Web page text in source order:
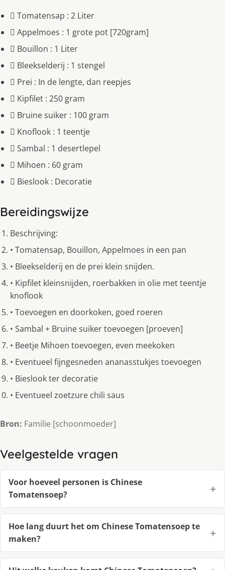
 Tomatensap : 2 Liter
 Appelmoes : 1 grote pot [720gram]
 Bouillon : 1 Liter
 Bleekselderij : 1 stengel
 Prei : In de lengte, dan reepjes
 Kipfilet : 250 gram
 Bruine suiker : 100 gram
 Knoflook : 1 teentje
 Sambal : 1 desertlepel
 Mihoen : 60 gram
 Bieslook : Decoratie
Bereidingswijze
Beschrijving:
• Tomatensap, Bouillon, Appelmoes in een pan
• Bleekselderij en de prei klein snijden.
• Kipfilet kleinsnijden, roerbakken in olie met teentje
knoflook
• Toevoegen en doorkoken, goed roeren
• Sambal + Bruine suiker toevoegen [proeven]
• Beetje Mihoen toevoegen, even meekoken
• Eventueel fijngesneden ananasstukjes toevoegen
• Bieslook ter decoratie
• Eventueel zoetzure chili saus
Bron: Familie [schoonmoeder]
Veelgestelde vragen
Voor hoeveel personen is Chinese
Tomatensoep?
Hoe lang duurt het om Chinese Tomatensoep te
maken?